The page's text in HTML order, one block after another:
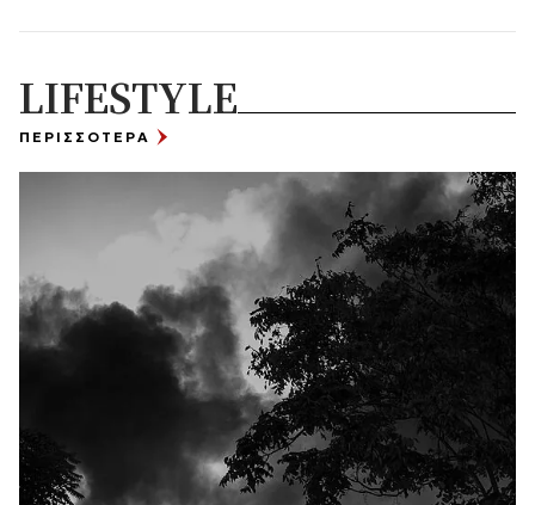
LIFESTYLE
ΠΕΡΙΣΣΟΤΕΡΑ